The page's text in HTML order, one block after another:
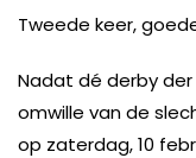
Tweede keer,
Nadat dé derby
omwille van de
op zaterdag, 10